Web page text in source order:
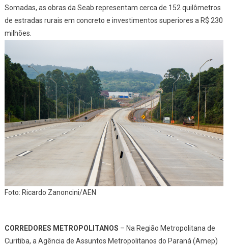
Somadas, as obras da Seab representam cerca de 152 quilômetros
de estradas rurais em concreto e investimentos superiores a R$ 230
milhões.
Foto: Ricardo Zanoncini/AEN
CORREDORES METROPOLITANOS – Na Região Metropolitana de
Curitiba, a Agência de Assuntos Metropolitanos do Paraná (Amep)